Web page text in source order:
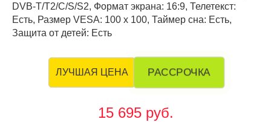
DVB-T/T2/C/S/S2, Формат экрана: 16:9, Телетекст:
Есть, Размер VESA: 100 х 100, Таймер сна: Есть,
Защита от детей: Есть
ЛУЧШАЯ ЦЕНА РАССРОЧКА
15 695 руб.